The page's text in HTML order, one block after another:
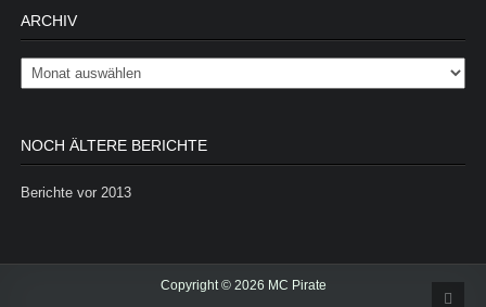
ARCHIV
Archiv
NOCH ÄLTERE BERICHTE
Berichte vor 2013
Copyright © 2026 MC Pirate